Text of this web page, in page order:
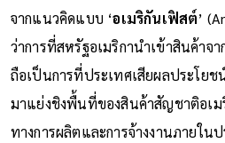
จากแนวคิดแบบ ‘อเมริกันเฟิสต์’
ว่าการที่สหรัฐอเมริกานำเข้าสินค้าจ
ถือเป็นการที่ประเทศเสียผลประโยช
มาแย่งชิงพื้นที่ของสินค้าสัญชาติอเม
ทางการผลิตและการจ้างงานภายใน